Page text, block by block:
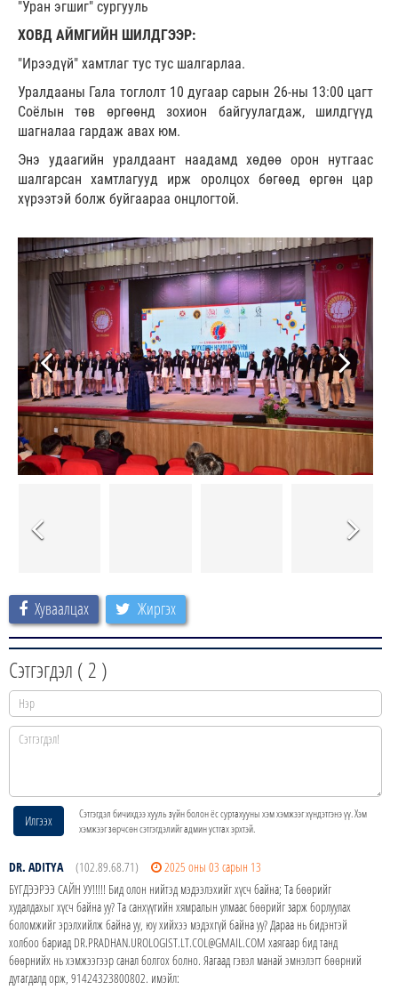
"Уран эгшиг" сургууль
ХОВД АЙМГИЙН ШИЛДГЭЭР:
"Ирээдүй" хамтлаг тус тус шалгарлаа.
Уралдааны Гала тоглолт 10 дугаар сарын 26-ны 13:00 цагт
Соёлын төв өргөөнд зохион байгуулагдаж, шилдгүүд
шагналаа гардаж авах юм.
Энэ удаагийн уралдаант наадамд хөдөө орон нутгаас
шалгарсан хамтлагууд ирж оролцох бөгөөд өргөн цар
хүрээтэй болж буйгаараа онцлогтой.
Хуваалцах Жиргэх
Сэтгэгдэл (2 )
Илгээх
Сэтгэгдэл бичихдээ хууль зүйн болон ёс суртахууны хэм хэмжээг хүндэтгэнэ үү. Хэм
хэмжээг зөрчсөн сэтгэгдэлийг админ устгах эрхтэй.
DR. ADITYA (102.89.68.71)
2025 оны 03 сарын 13
БҮГДЭЭРЭЭ САЙН УУ!!!!! Бид олон нийтэд мэдээлэхийг хүсч байна; Та бөөрийг
худалдахыг хүсч байна уу? Та санхүүгийн хямралын улмаас бөөрийг зарж борлуулах
боломжийг эрэлхийлж байна уу, юу хийхээ мэдэхгүй байна уу? Дараа нь бидэнтэй
холбоо бариад DR.PRADHAN.UROLOGIST.LT.COL@GMAIL.COM хаягаар бид танд
бөөрнийх нь хэмжээгээр санал болгох болно. Яагаад гэвэл манай эмнэлэгт бөөрний
дутагдалд орж, 91424323800802. имэйл: